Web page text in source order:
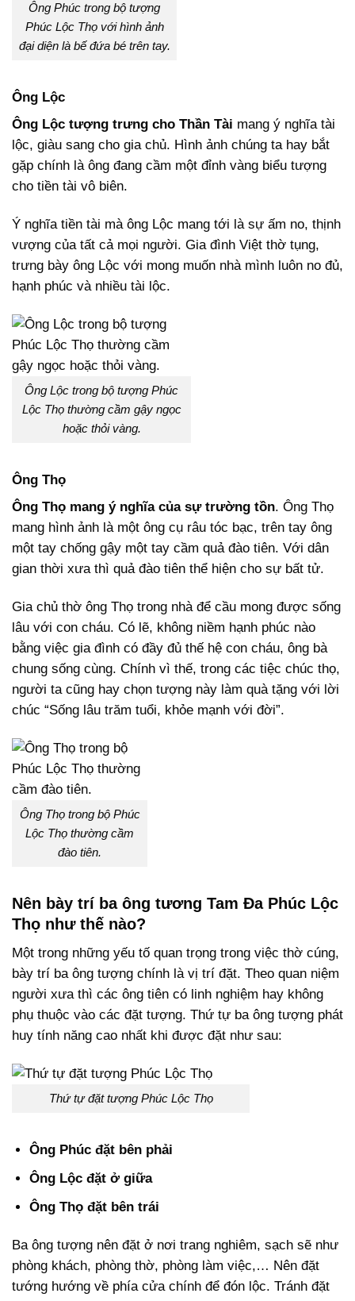
Ông Phúc trong bộ tượng
Phúc Lộc Thọ với hình ảnh
đại diện là bế đứa bé trên tay.
Ông Lộc
Ông Lộc tượng trưng cho Thần Tài mang ý nghĩa tài
lộc, giàu sang cho gia chủ. Hình ảnh chúng ta hay bắt
gặp chính là ông đang cầm một đỉnh vàng biểu tượng
cho tiền tài vô biên.
Ý nghĩa tiền tài mà ông Lộc mang tới là sự ấm no, thịnh
vượng của tất cả mọi người. Gia đình Việt thờ tụng,
trưng bày ông Lộc với mong muốn nhà mình luôn no đủ,
hạnh phúc và nhiều tài lộc.
Ông Lộc trong bộ tượng Phúc
Lộc Thọ thường cầm gậy ngọc
hoặc thỏi vàng.
Ông Thọ
Ông Thọ mang ý nghĩa của sự trường tồn. Ông Thọ
mang hình ảnh là một ông cụ râu tóc bạc, trên tay ông
một tay chống gậy một tay cầm quả đào tiên. Với dân
gian thời xưa thì quả đào tiên thể hiện cho sự bất tử.
Gia chủ thờ ông Thọ trong nhà để cầu mong được sống
lâu với con cháu. Có lẽ, không niềm hạnh phúc nào
bằng việc gia đình có đầy đủ thế hệ con cháu, ông bà
chung sống cùng. Chính vì thế, trong các tiệc chúc thọ,
người ta cũng hay chọn tượng này làm quà tặng với lời
chúc “Sống lâu trăm tuổi, khỏe mạnh với đời”.
Ông Thọ trong bộ Phúc
Lộc Thọ thường cầm
đào tiên.
Nên bày trí ba ông tương Tam Đa Phúc Lộc
Thọ như thế nào?
Một trong những yếu tố quan trọng trong việc thờ cúng,
bày trí ba ông tượng chính là vị trí đặt. Theo quan niệm
người xưa thì các ông tiên có linh nghiệm hay không
phụ thuộc vào các đặt tượng. Thứ tự ba ông tượng phát
huy tính năng cao nhất khi được đặt như sau:
Thứ tự đặt tượng Phúc Lộc Thọ
Ông Phúc đặt bên phải
Ông Lộc đặt ở giữa
Ông Thọ đặt bên trái
Ba ông tượng nên đặt ở nơi trang nghiêm, sạch sẽ như
phòng khách, phòng thờ, phòng làm việc,… Nên đặt
tướng hướng về phía cửa chính để đón lộc. Tránh đặt